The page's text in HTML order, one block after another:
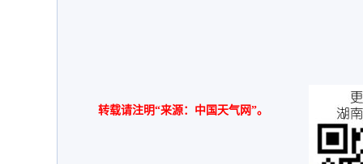
转载请注明“来源：中国天气网”。